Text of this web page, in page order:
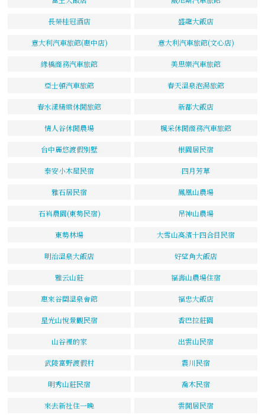
長榮桂冠酒店 盛龍大飯店
意大利汽車旅館(惠中店) 意大利汽車旅館(文心店)
緣橋商務汽車旅館 美思樂汽車旅館
亞士頓汽車旅館 春天溫泉泡湯旅館
春水漾精緻休閒旅館 新都大飯店
情人谷休閒農場 楓采休閒商務汽車旅館
台中麗悠渡假別墅 根園居民宿
泰安小木屋民宿 四月芳草
雅石居民宿 鳳凰山農場
石嵙農園(東勢民宿) 吊神山農場
東勢林場 大雪山高濱十四合目民宿
明治溫泉大飯店 好望角大飯店
雅云山莊 福壽山農場住宿
惠來谷關溫泉會館 福忠大飯店
星光山悅景觀民宿 香巴拉莊園
山谷裡的家 出雲山民宿
武陵富野渡假村 震川民宿
明秀山莊民宿 喬木民宿
來去新社住一晚 雲閒居民宿